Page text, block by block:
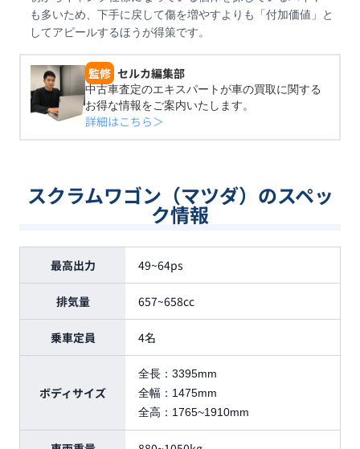
も多いため、下手に戻して傷を増やすよりも「付加価値」と
してアピールするほうが得策です。
監修 セルカ編集部
中古車査定のエキスパートが車の買取に関する
お得な情報をご案内いたします。
詳細はこちら＞
スクラムワゴン（マツダ）のスペッ
ク情報
最高出力 49~64ps
排気量 657~658cc
乗車定員 4名
ボディサイズ
全長： 3395mm
全幅： 1475mm
全高： 1765~1910mm